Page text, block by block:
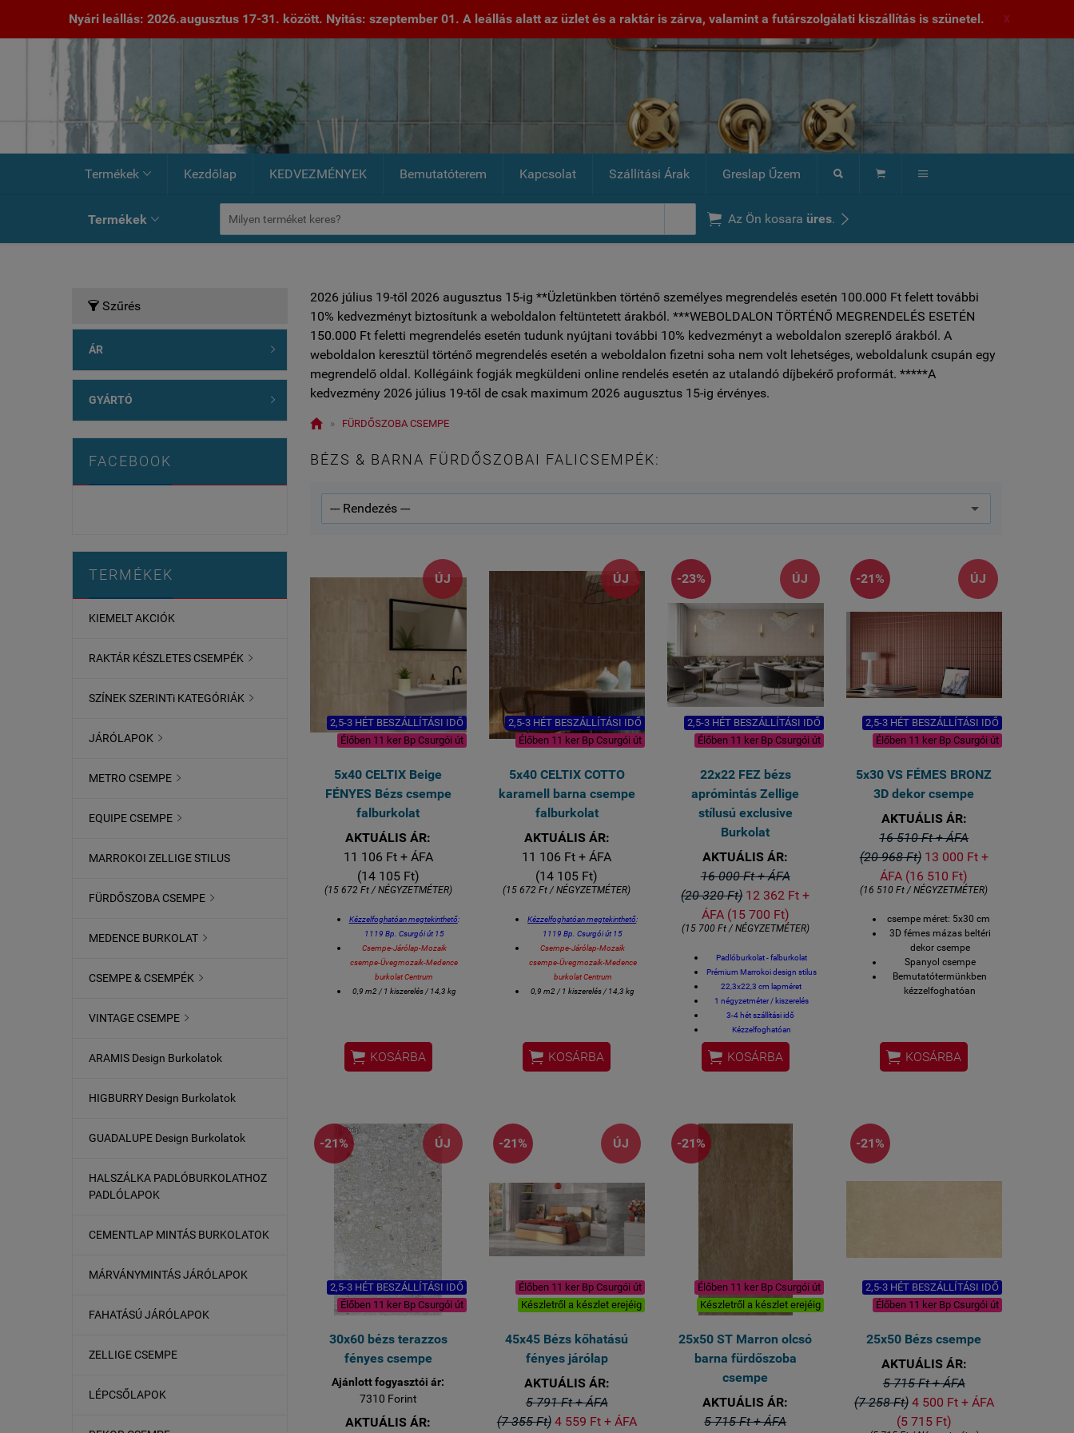
Nyári leállás: 2026.augusztus 17-31. között. Nyitás: szeptember 01. A leállás alatt az üzlet és a raktár is zárva, valamint a futárszolgálati kiszállítás is szünetel. X
Termékek  Kezdőlap KEDVEZMÉNYEK Bemutatóterem Kapcsolat Szállítási Árak Greslap Űzem   
Termékek   Az Ön kosara üres. 
 Szűrés
ÁR 
GYÁRTÓ 
FACEBOOK
TERMÉKEK
KIEMELT AKCIÓK
RAKTÁR KÉSZLETES CSEMPÉK 
SZÍNEK SZERINTi KATEGÓRIÁK 
JÁRÓLAPOK 
METRO CSEMPE 
EQUIPE CSEMPE 
MARROKOI ZELLIGE STILUS
FÜRDŐSZOBA CSEMPE 
MEDENCE BURKOLAT 
CSEMPE & CSEMPÉK 
VINTAGE CSEMPE 
ARAMIS Design Burkolatok
HIGBURRY Design Burkolatok
GUADALUPE Design Burkolatok
HALSZÁLKA PADLÓBURKOLATHOZ
PADLÓLAPOK
CEMENTLAP MINTÁS BURKOLATOK
MÁRVÁNYMINTÁS JÁRÓLAPOK
FAHATÁSÚ JÁRÓLAPOK
ZELLIGE CSEMPE
LÉPCSŐLAPOK
2026 július 19-től 2026 augusztus 15-ig **Üzletünkben történő személyes megrendelés esetén 100.000 Ft felett további
10% kedvezményt biztosítunk a weboldalon feltüntetett árakból. ***WEBOLDALON TÖRTÉNŐ MEGRENDELÉS ESETÉN
150.000 Ft feletti megrendelés esetén tudunk nyújtani további 10% kedvezményt a weboldalon szereplő árakból. A
weboldalon keresztül történő megrendelés esetén a weboldalon fizetni soha nem volt lehetséges, weboldalunk csupán egy
megrendelő oldal. Kollégáink fogják megküldeni online rendelés esetén az utalandó díjbekérő proformát. *****A
kedvezmény 2026 július 19-től de csak maximum 2026 augusztus 15-ig érvényes.
 » FÜRDŐSZOBA CSEMPE
BÉZS & BARNA FÜRDŐSZOBAI FALICSEMPÉK:
ÚJ
2,5-3 HÉT BESZÁLLÍTÁSI IDŐ
Élőben 11 ker Bp Csurgói út
5x40 CELTIX Beige
FÉNYES Bézs csempe
falburkolat
AKTUÁLIS ÁR:
11 106 Ft + ÁFA
(14 105 Ft)
(15 672 Ft / NÉGYZETMÉTER)
Kézzelfoghatóan megtekinthető:
1119 Bp. Csurgói út 15
Csempe-Járólap-Mozaik
csempe-Üvegmozaik-Medence
burkolat Centrum
0,9 m2 / 1 kiszerelés / 14,3 kg
konyhai csak csempe, éttermi
design csak csempe is,
 KOSÁRBA
ÚJ
2,5-3 HÉT BESZÁLLÍTÁSI IDŐ
Élőben 11 ker Bp Csurgói út
5x40 CELTIX COTTO
karamell barna csempe
falburkolat
AKTUÁLIS ÁR:
11 106 Ft + ÁFA
(14 105 Ft)
(15 672 Ft / NÉGYZETMÉTER)
Kézzelfoghatóan megtekinthető:
1119 Bp. Csurgói út 15
Csempe-Járólap-Mozaik
csempe-Üvegmozaik-Medence
burkolat Centrum
0,9 m2 / 1 kiszerelés / 14,3 kg
konyhai csak csempe, éttermi
design csak csempe is,
 KOSÁRBA
ÚJ
-23%
2,5-3 HÉT BESZÁLLÍTÁSI IDŐ
Élőben 11 ker Bp Csurgói út
22x22 FEZ bézs
aprómintás Zellige
stílusú exclusive
Burkolat
AKTUÁLIS ÁR:
16 000 Ft + ÁFA
(20 320 Ft) 12 362 Ft +
ÁFA (15 700 Ft)
(15 700 Ft / NÉGYZETMÉTER)
Padlóburkolat - falburkolat
Prémium Marrokoi design stilus
22,3x22,3 cm lapméret
1 négyzetméter / kiszerelés
3-4 hét szállítási idő
Kézzelfoghatóan
megtekinthető üzletünkben
1119 Bp. Csurgói út 15
 KOSÁRBA
ÚJ
-21%
2,5-3 HÉT BESZÁLLÍTÁSI IDŐ
Élőben 11 ker Bp Csurgói út
5x30 VS FÉMES BRONZ
3D dekor csempe
AKTUÁLIS ÁR:
16 510 Ft + ÁFA
(20 968 Ft) 13 000 Ft +
ÁFA (16 510 Ft)
(16 510 Ft / NÉGYZETMÉTER)
csempe méret: 5x30 cm
3D fémes mázas beltéri
dekor csempe
Spanyol csempe
Bemutatótermünkben
kézzelfoghatóan
 KOSÁRBA
ÚJ
-21%
2,5-3 HÉT BESZÁLLÍTÁSI IDŐ
Élőben 11 ker Bp Csurgói út
30x60 bézs terazzos
fényes csempe
Ajánlott fogyasztói ár:
7310 Forint
AKTUÁLIS ÁR:
ÚJ
-21%
Élőben 11 ker Bp Csurgói út
Készletről a készlet erejéig
45x45 Bézs kőhatású
fényes járólap
AKTUÁLIS ÁR:
5 791 Ft + ÁFA
(7 355 Ft) 4 559 Ft + ÁFA
-21%
Élőben 11 ker Bp Csurgói út
Készletről a készlet erejéig
25x50 ST Marron olcsó
barna fürdőszoba
csempe
AKTUÁLIS ÁR:
5 715 Ft + ÁFA
-21%
2,5-3 HÉT BESZÁLLÍTÁSI IDŐ
Élőben 11 ker Bp Csurgói út
25x50 Bézs csempe
AKTUÁLIS ÁR:
5 715 Ft + ÁFA
(7 258 Ft) 4 500 Ft + ÁFA
(5 715 Ft)